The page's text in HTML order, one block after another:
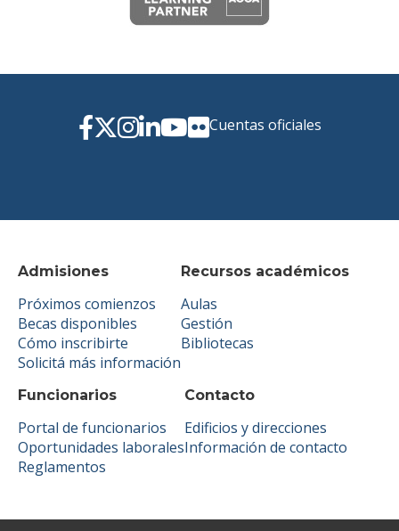
Admisiones
Próximos comienzos
Becas disponibles
Cómo inscribirte
Solicitá más información
Recursos académicos
Aulas
Gestión
Bibliotecas
Funcionarios
Portal de funcionarios
Oportunidades laborales
Reglamentos
Contacto
Edificios y direcciones
Información de contacto
Cuentas oficiales